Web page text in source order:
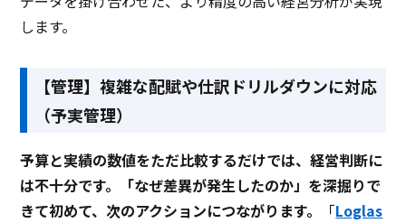
します。
【管理】複雑な配賦や仕訳ドリルダウンに対応
（予実管理）
予算と実績の数値をただ比較するだけでは、経営判断に
は不十分です。「なぜ差異が発生したのか」を深掘りで
きて初めて、次のアクションにつながります。
「Loglas